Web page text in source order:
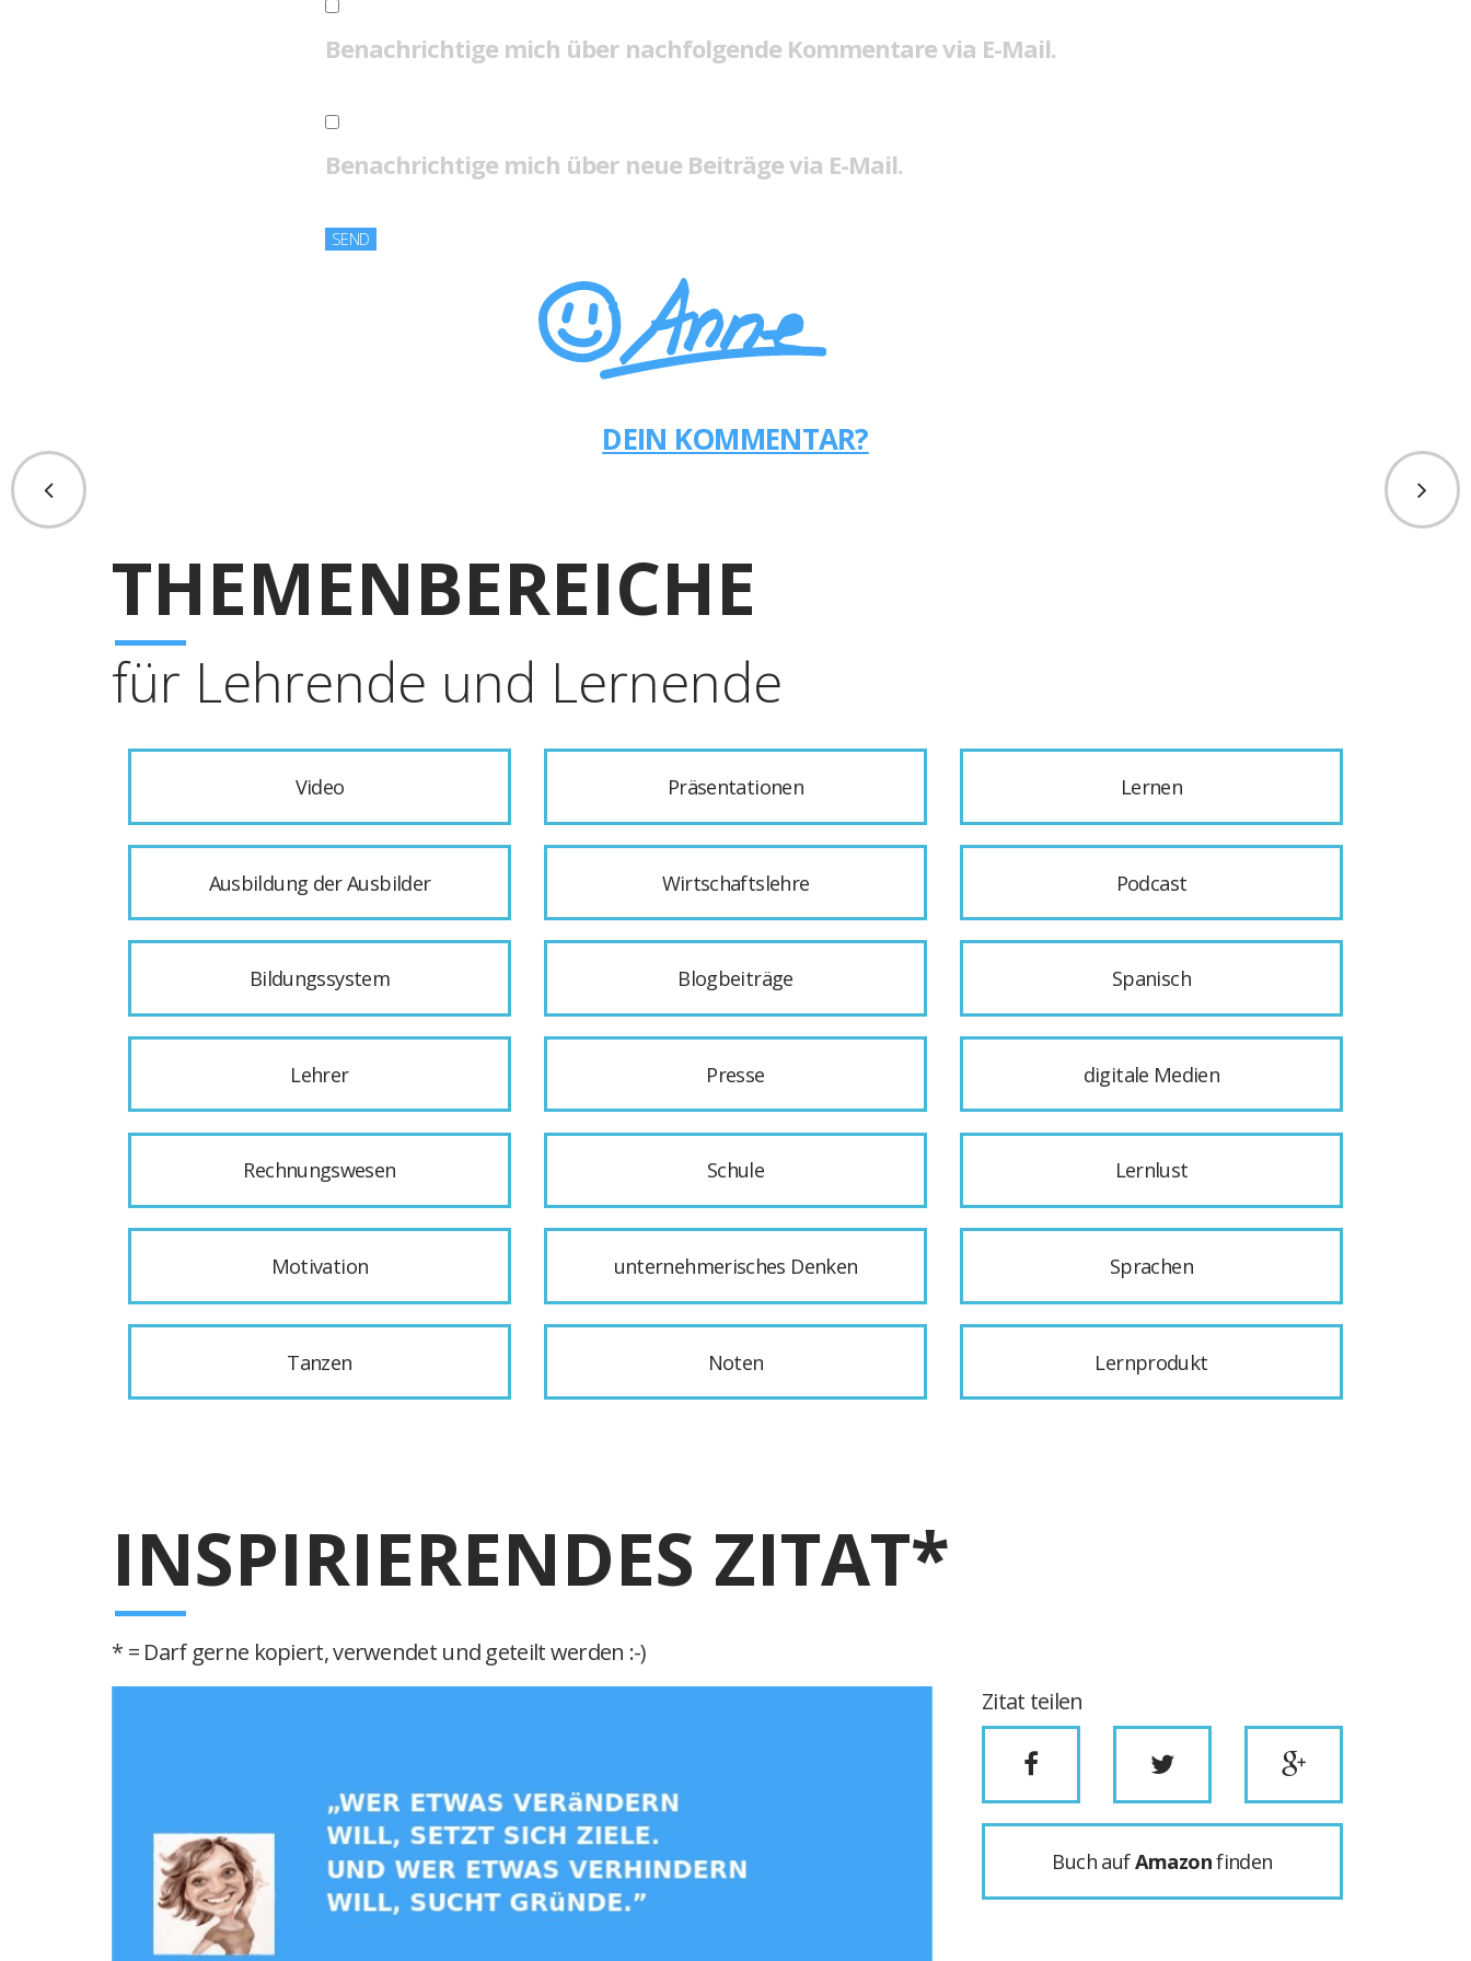
Benachrichtige mich über nachfolgende Kommentare via E-Mail.
Benachrichtige mich über neue Beiträge via E-Mail.
DEIN KOMMENTAR?
THEMENBEREICHE
für Lehrende und Lernende
Video Präsentationen Lernen
Ausbildung der Ausbilder Wirtschaftslehre Podcast
Bildungssystem Blogbeiträge Spanisch
Lehrer Presse digitale Medien
Rechnungswesen Schule Lernlust
Motivation unternehmerisches Denken Sprachen
Tanzen Noten Lernprodukt
INSPIRIERENDES ZITAT*
* = Darf gerne kopiert, verwendet und geteilt werden :-)
Zitat teilen
Buch aufAmazonfinden